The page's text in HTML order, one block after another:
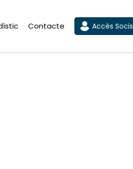
Contacte Accès Socis